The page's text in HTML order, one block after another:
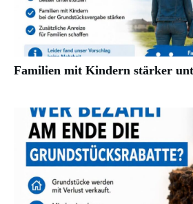
Familien mit Kindern stärker